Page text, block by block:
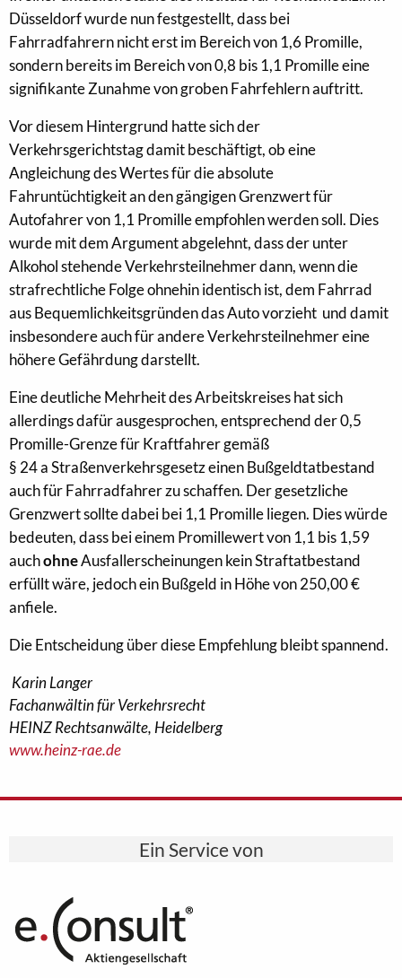
Düsseldorf wurde nun festgestellt, dass bei
Fahrradfahrern nicht erst im Bereich von 1,6 Promille,
sondern bereits im Bereich von 0,8 bis 1,1 Promille eine
signifikante Zunahme von groben Fahrfehlern auftritt.
Vor diesem Hintergrund hatte sich der
Verkehrsgerichtstag damit beschäftigt, ob eine
Angleichung des Wertes für die absolute
Fahruntüchtigkeit an den gängigen Grenzwert für
Autofahrer von 1,1 Promille empfohlen werden soll. Dies
wurde mit dem Argument abgelehnt, dass der unter
Alkohol stehende Verkehrsteilnehmer dann, wenn die
strafrechtliche Folge ohnehin identisch ist, dem Fahrrad
aus Bequemlichkeitsgründen das Auto vorzieht und damit
insbesondere auch für andere Verkehrsteilnehmer eine
höhere Gefährdung darstellt.
Eine deutliche Mehrheit des Arbeitskreises hat sich
allerdings dafür ausgesprochen, entsprechend der 0,5
Promille-Grenze für Kraftfahrer gemäß
§ 24 a Straßenverkehrsgesetz einen Bußgeldtatbestand
auch für Fahrradfahrer zu schaffen. Der gesetzliche
Grenzwert sollte dabei bei 1,1 Promille liegen. Dies würde
bedeuten, dass bei einem Promillewert von 1,1 bis 1,59
auchohneAusfallerscheinungen kein Straftatbestand
erfüllt wäre, jedoch ein Bußgeld in Höhe von 250,00 €
anfiele.
Die Entscheidung über diese Empfehlung bleibt spannend.
Karin Langer
Fachanwältin für Verkehrsrecht
HEINZ Rechtsanwälte, Heidelberg
www.heinz-rae.de
Ein Service von